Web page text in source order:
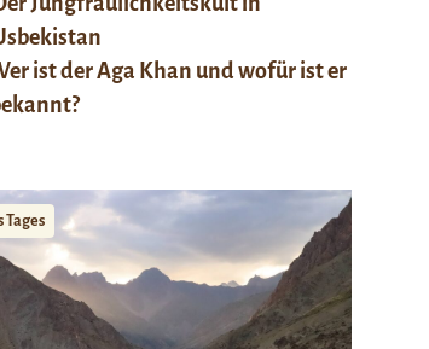
ist der Aga Khan und wofür ist er
Tages